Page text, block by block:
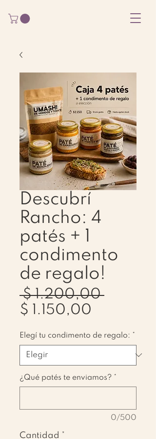
Descubrí
Rancho: 4
patés + 1
condimento
de regalo!
$ 1.200,00 Precio
$ 1.150,00
oferta
Elegí tu condimento de regalo: *
¿Qué patés te enviamos? *
0/500
Cantidad *